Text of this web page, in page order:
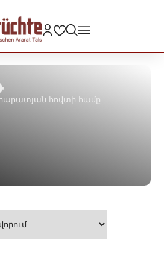
հովտի համը